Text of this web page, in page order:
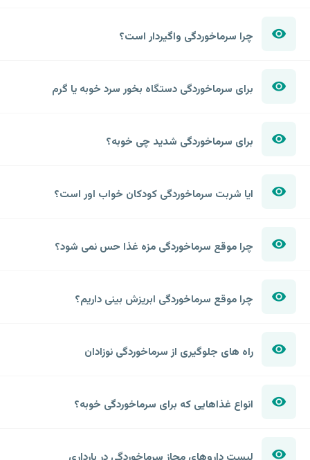
چرا سرماخوردگی واگیردار است؟
برای سرماخوردگی دستگاه بخور سرد خوبه یا گرم
برای سرماخوردگی شدید چی خوبه؟
ایا شربت سرماخوردگی کودکان خواب اور است؟
چرا موقع سرماخوردگی مزه غذا حس نمی شود؟
چرا موقع سرماخوردگی ابریزش بینی داریم؟
راه های جلوگیری از سرماخوردگی نوزادان
انواع غذاهایی که برای سرماخوردگی خوبه؟